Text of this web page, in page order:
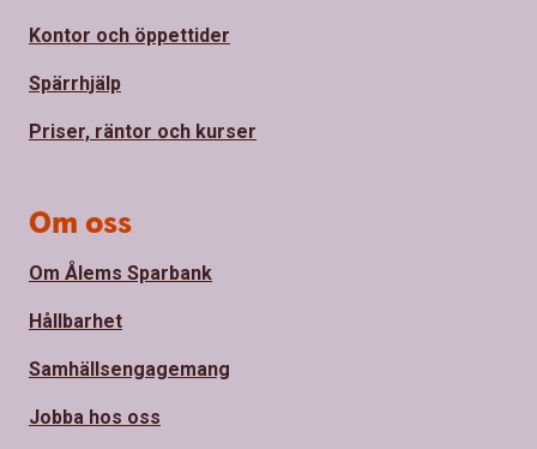
Kontor och öppettider
Spärrhjälp
Priser, räntor och kurser
Om oss
Om Ålems Sparbank
Hållbarhet
Samhällsengagemang
Jobba hos oss